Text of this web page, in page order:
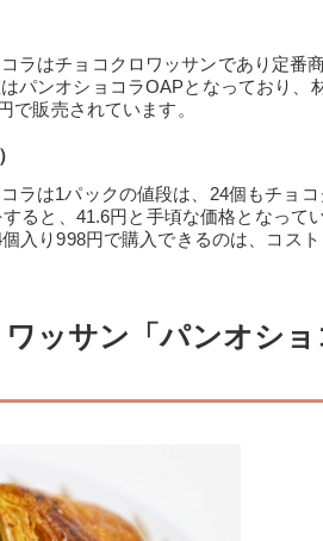
ラはチョコクロワッサンであり定番
パンオショコラOAPとなっており、
で販売されています。
ラは1パックの値段は、24個もチョ
ると、41.6円と手頃な価格となって
入り998円で購入できるのは、コス
ッサン「パンオショ